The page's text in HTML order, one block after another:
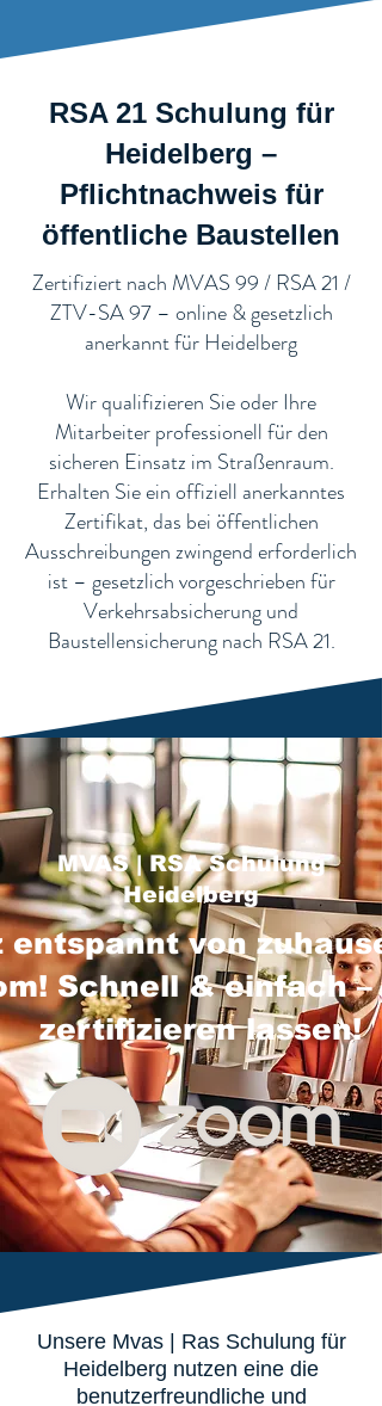
RSA 21 Schulung für
Heidelberg –
Pflichtnachweis für
öffentliche Baustellen​
​Zertifiziert nach MVAS 99 / RSA 21 /
ZTV-SA 97 – online & gesetzlich
anerkannt für Heidelberg
Wir qualifizieren Sie oder Ihre
Mitarbeiter professionell für den
sicheren Einsatz im Straßenraum.
Erhalten Sie ein offiziell anerkanntes
Zertifikat, das bei öffentlichen
Ausschreibungen zwingend erforderlich
ist – gesetzlich vorgeschrieben für
Verkehrsabsicherung und
Baustellensicherung nach RSA 21.
MVAS | RSA Schulung
Heidelberg
entspannt von
Schnell & einfach –
zertifizieren lassen!
Unsere Mvas | Ras Schulung für
Heidelberg nutzen eine die
benutzerfreundliche und